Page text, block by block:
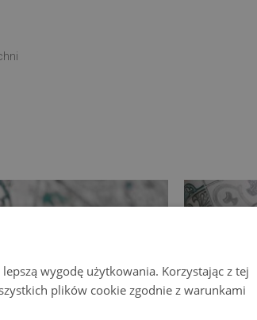
wygodę użytkowania. Korzystając z tej
plików cookie zgodnie z warunkami